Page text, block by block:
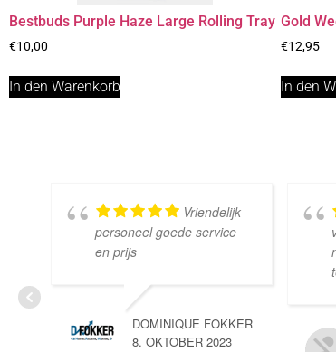
Bestbuds Purple Haze Large Rolling Tray
€10,00
In den Warenkorb
Gold
€12,95
In den
Vriendelijk
personeel goede service
en prijs
DOMINIQUE FOKKER
8. OKTOBER 2023